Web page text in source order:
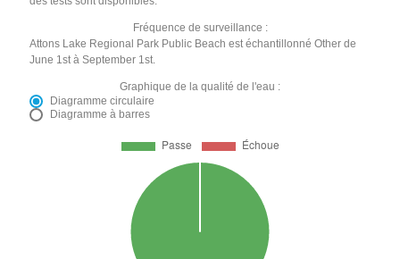
Fréquence de surveillance :
Attons Lake Regional Park Public Beach est échantillonné Other de
June 1st à September 1st.
Graphique de la qualité de l'eau :
Diagramme circulaire
Diagramme à barres